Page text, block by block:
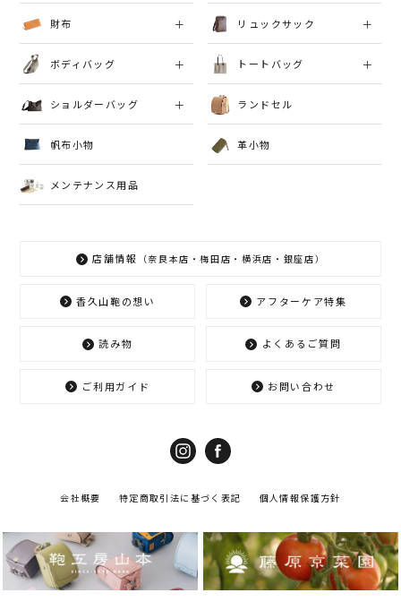
財布 リュックサック
ボディバッグ トートバッグ
ショルダーバッグ ランドセル
帆布小物
メンテナンス用品
革小物
店舗情報 （奈良本店・梅田店・横浜店・銀座店）
香久山鞄の想い アフターケア特集
読み物 よくあるご質問
ご利用ガイド お問い合わせ
会社概要 特定商取引法に基づく表記 個人情報保護方針